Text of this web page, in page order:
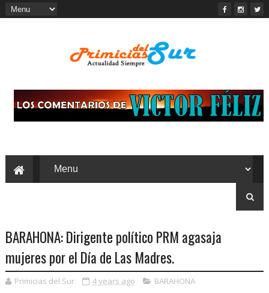
BARAHONA: Dirigente político PRM agasaja
mujeres por el Día de Las Madres.
Primicias del Sur 4 years ago BARAHONA